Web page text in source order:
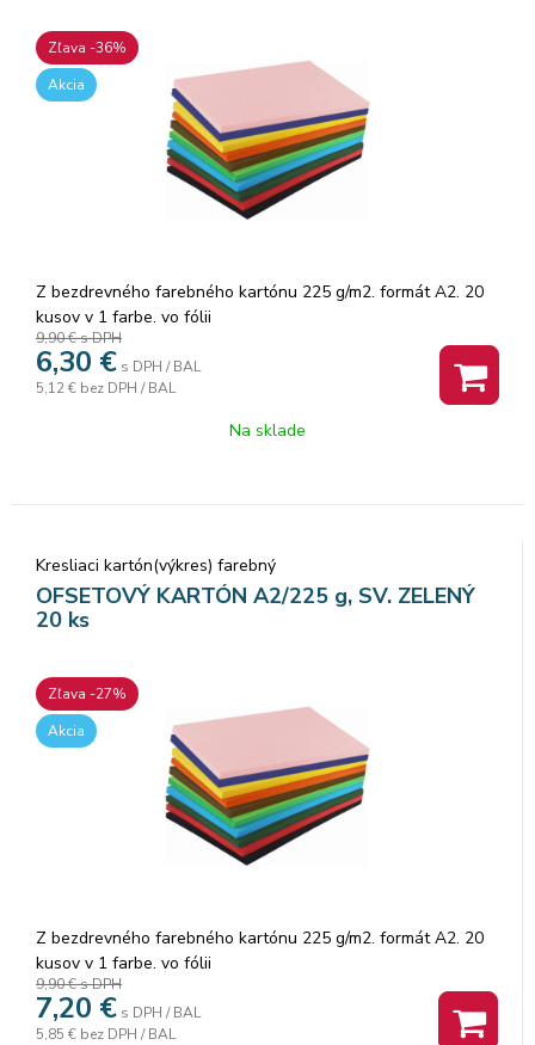
Zľava -36%
Akcia
Z bezdrevného farebného kartónu 225 g/m2. formát A2. 20
kusov v 1 farbe. vo fólii
9,90 €s DPH
6,30 € s DPH / BAL
5,12 € bez DPH / BAL
Na sklade
Kresliaci kartón(výkres) farebný
OFSETOVÝ KARTÓN A2/225 g, SV. ZELENÝ
20 ks
Zľava -27%
Akcia
Z bezdrevného farebného kartónu 225 g/m2. formát A2. 20
kusov v 1 farbe. vo fólii
9,90 €s DPH
7,20 € s DPH / BAL
5,85 € bez DPH / BAL